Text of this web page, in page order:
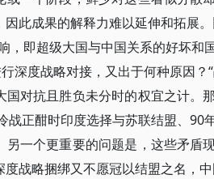
此成果的解释力难以延伸和拓展
，即超级大国与中国关系的好坏和
深度战略对接，又出于何种原因
对抗且胜负未分时的权宜之计。
战正酣时印度选择与苏联结盟、90
一个更重要的问题是，这些矛盾
战略捆绑又不愿冠以结盟之名，